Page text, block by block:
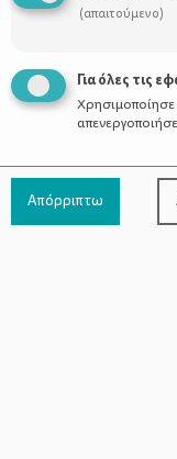
800-
(απαιτούμενο)
Για όλες τις
Χρησιμοποίησε
Απόρριπτω